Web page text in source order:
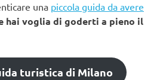
una piccola guida da avere
hai voglia di goderti a pieno il
turistica di Milano